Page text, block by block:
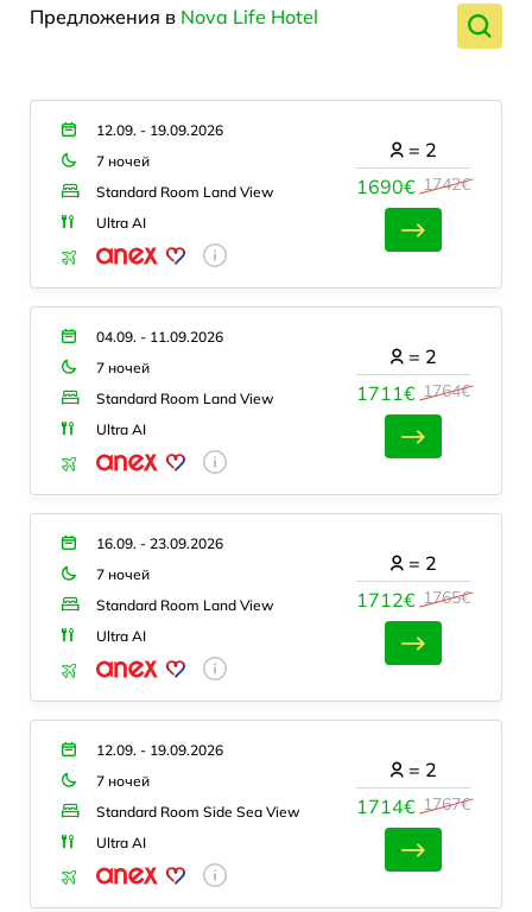
Предложения в Nova Life Hotel
12.09. - 19.09.2026
7 ночей
Standard Room Land View
Ultra AI
1690€ 1742€
= 2
04.09. - 11.09.2026
7 ночей
Standard Room Land View
Ultra AI
1711€ 1764€
= 2
16.09. - 23.09.2026
7 ночей
Standard Room Land View
Ultra AI
1712€ 1765€
= 2
12.09. - 19.09.2026
7 ночей
Standard Room Side Sea View
Ultra AI
1714€ 1767€
= 2